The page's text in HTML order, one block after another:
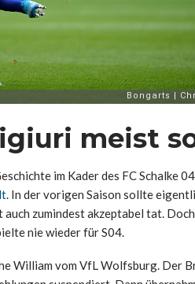
meist
im Kader des FC Schalke
. In der vorigen Saison sollte
zumindest akzeptabel tat.
nie wieder für S04.
William vom VfL Wolfsburg. Der